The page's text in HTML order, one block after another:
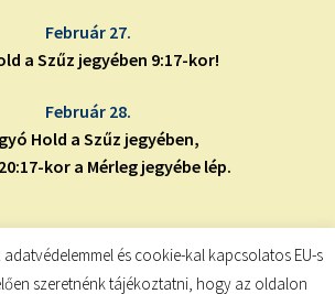
Február 27.
a Szűz jegyében 9:17-kor!
Február 28.
Hold a Szűz jegyében,
kor a Mérleg jegyébe lép.
és cookie-kal kapcsolatos EU-s
szeretnénk tájékoztatni, hogy az oldalon